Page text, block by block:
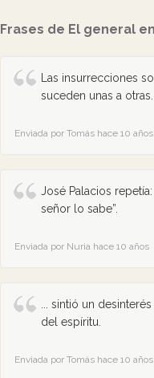
Frases de El general
Las insurrecciones
suceden unas a otras.
Enviada por Tomás hace 10 años
José Palacios
señor lo sabe”.
Enviada por Nuria hace 10 años
... sintió un
del espíritu.
Enviada por Tomás hace 10 años